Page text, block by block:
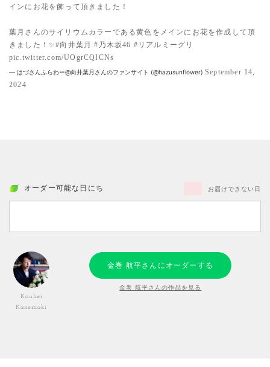
インにお花を飾って頂きました！
葉月さんのサイリウムカラーである黄色をメインにお花を作成して頂
きました！✨️#向井葉月 #乃木坂46 #リアルミーグリ
pic.twitter.com/UOgrCQICNs
— はづさんふらわー@向井葉月さんのファンサイト (@hazusunflower) September 14,
2024
オーダー可能な日にち お届けできない日
Kouhei
Kanemaki
金巻 航平さんにオーダーする
金巻 航平さんの作品を見る